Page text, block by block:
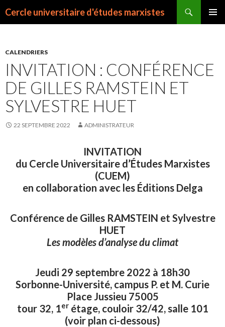
Cercle universitaire d'études marxistes
CALENDRIERS
INVITATION : CONFÉRENCE
DE GILLES RAMSTEIN ET
SYLVESTRE HUET
22 SEPTEMBRE 2022 ADMINISTRATEUR
INVITATION
du Cercle Universitaire d’Études Marxistes
(CUEM)
en collaboration avec les Éditions Delga
Conférence de Gilles RAMSTEIN et Sylvestre
HUET
Les modèles d’analyse du climat
Jeudi 29 septembre 2022 à 18h30
Sorbonne-Université, campus P. et M. Curie
Place Jussieu 75005
tour 32, 1erétage, couloir 32/42, salle 101
(voir plan ci-dessous)